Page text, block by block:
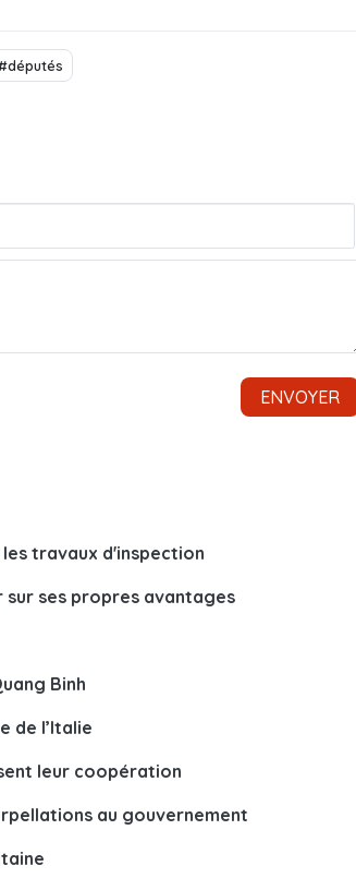
travaux d'inspection
sur ses propres avantages
Binh
de l’Italie
leur coopération
au gouvernement